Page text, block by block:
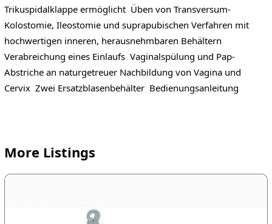
Trikuspidalklappe ermöglicht Üben von Transversum-
Kolostomie, Ileostomie und suprapubischen Verfahren mit
hochwertigen inneren, herausnehmbaren Behältern
Verabreichung eines Einlaufs Vaginalspülung und Pap-
Abstriche an naturgetreuer Nachbildung von Vagina und
Cervix Zwei Ersatzblasenbehälter Bedienungsanleitung
More Listings